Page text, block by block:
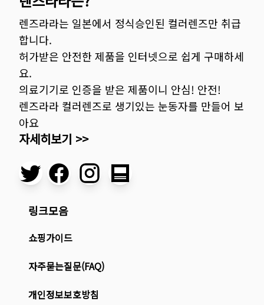
렌즈라라는 일본에서 정식승인된 컬러렌즈만 취급
합니다.
허가받은 안전한 제품을 인터넷으로 쉽게 구매하세
요.
의료기기로 인증을 받은 제품이니 안심! 안전!
렌즈라라 컬러렌즈로 생기있는 눈동자를 만들어 보
아요
자세히보기 >>
링크모음
쇼핑가이드
자주묻는질문(FAQ)
개인정보보호방침